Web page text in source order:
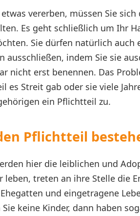
vererben, müssen Sie
Es geht schließlich um Ihr
Sie dürfen natürlich
ausschließen, indem Sie sie
nicht erst benennen. Das
es Streit gab oder sie viele
ein Pflichtteil zu.
Pflichtteil
hier die leiblichen und
leben, treten an ihre Stelle die
und eingetragene
keine Kinder, dann haben